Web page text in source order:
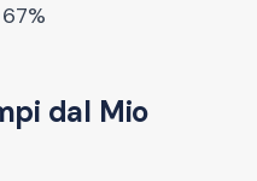
dal Mio